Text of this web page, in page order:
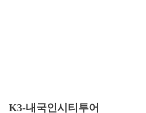
K3-내국인시티투어